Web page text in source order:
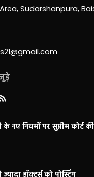
Sudarshanpura,
नए नियमों पर सुप्रीम कोर्ट